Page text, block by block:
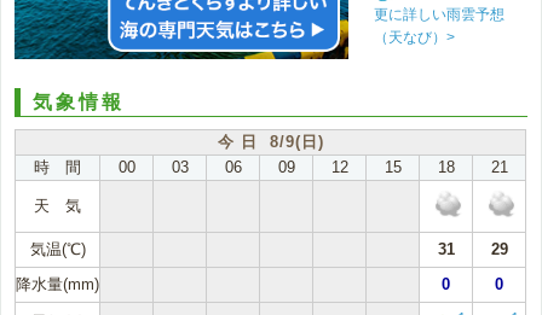
更に詳しい雨雲予想
（天なび）>
気象情報
今 日 8/9(日)
時 間
00 03 06 09 12 15 18 21
天 気
気温(℃) 31
29
降水量(mm)
0 0